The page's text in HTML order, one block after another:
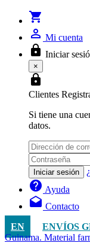
shopping_cart
person_outline Mi cuenta
lock Iniciar
×
lock
Clientes
Si tiene una
datos.
Iniciar sesión
help Ayuda
drafts Contacto
EN
ENVÍOS
Guinama. Material